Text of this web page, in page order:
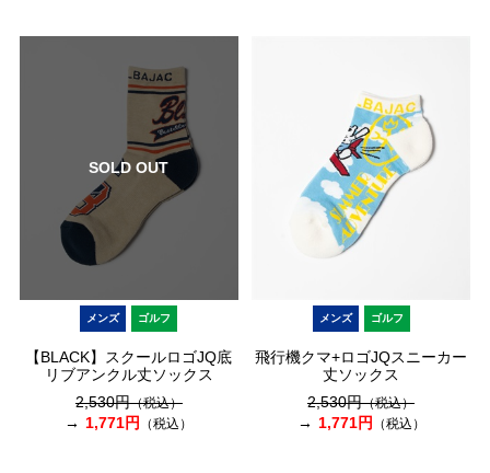
SOLD OUT
メンズ ゴルフ
【BLACK】スクールロゴJQ底
リブアンクル丈ソックス
2,530円（税込）
1,771円 （税込）
メンズ ゴルフ
飛行機クマ+ロゴJQスニーカー
丈ソックス
2,530円（税込）
1,771円 （税込）